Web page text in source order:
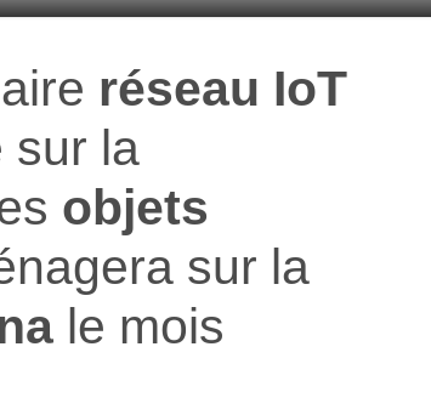
réseau IoT
sur la
objets
sur la
le mois